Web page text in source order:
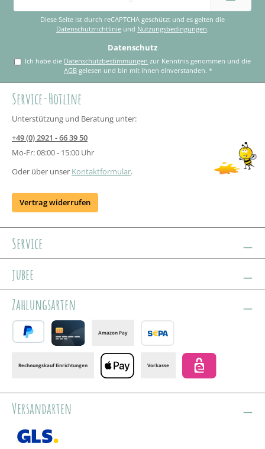
Adresse
Diese Seite ist durch reCAPTCHA geschützt und es gelten die
Datenschutzrichtlinie und Nutzungsbedingungen.
Datenschutz
Ich habe die Datenschutzbestimmungen
AGB gelesen und bin mit ihnen einverstanden.*
Service-Hotline
Unterstützung und Beratung unter:
+49 (0) 2921 - 66 39 50
Mo-Fr: 08:00 - 15:00 Uhr
Oder über unser Kontaktformular.
Vertrag widerrufen
Service
jubee
Zahlungsarten
Amazon Pay
Banktransfer
Rechnungskauf Einrichtungen Vorkasse
Versandarten